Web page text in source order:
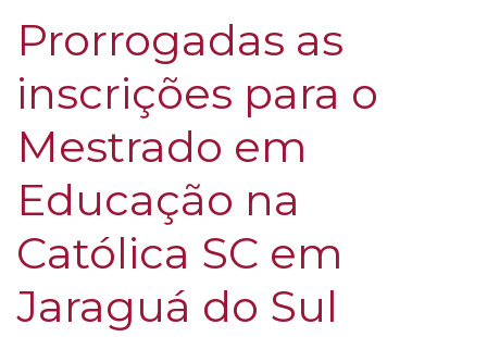
Prorrogadas as
inscrições para o
Mestrado em
Educação na
Católica SC em
Jaraguá do Sul